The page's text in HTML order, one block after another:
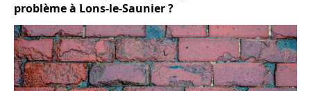
problème à Lons-le-Saunier ?